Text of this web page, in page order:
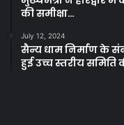
की समीक्षा…
July 12, 2024
सैन्य धाम निर्माण के
हुई उच्च स्तरीय